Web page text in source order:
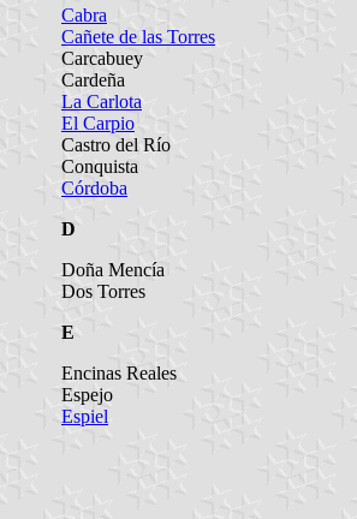
Cabra
Cañete de las Torres
Carcabuey
Cardeña
La Carlota
El Carpio
Castro del Río
Conquista
Córdoba
D
Doña Mencía
Dos Torres
E
Encinas Reales
Espejo
Espiel